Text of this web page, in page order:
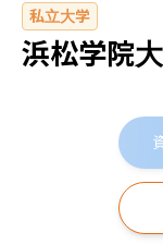
私立大学
浜松学院